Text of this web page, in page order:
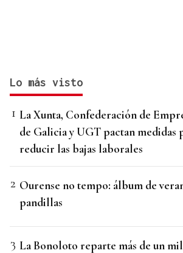
Lo más visto
La Xunta, Confederación de
de Galicia y UGT pactan medidas
reducir las bajas laborales
Ourense no tempo: álbum de
pandillas
La Bonoloto reparte más de un